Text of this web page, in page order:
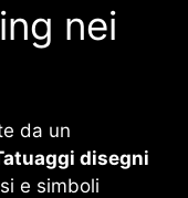
nei
da un
disegni
e simboli